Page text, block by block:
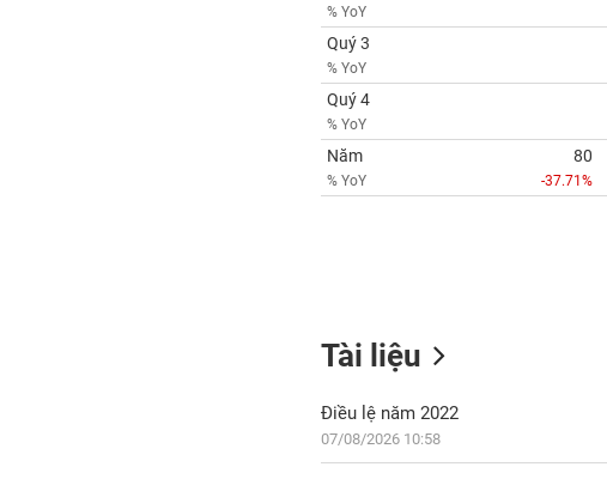
% YoY
Quý 3
% YoY
Quý 4
% YoY
Năm
% YoY
80
-37.71%
Tài liệu
Điều lệ năm 2022
07/08/2026 10:58